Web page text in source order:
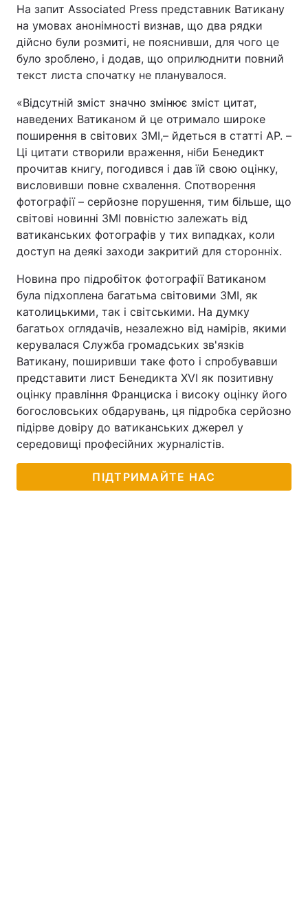
На запит Associated Press представник Ватикану
на умовах анонімності визнав, що два рядки
дійсно були розмиті, не пояснивши, для чого це
було зроблено, і додав, що оприлюднити повний
текст листа спочатку не планувалося.
«Відсутній зміст значно змінює зміст цитат,
наведених Ватиканом й це отримало широке
поширення в світових ЗМІ,– йдеться в статті AP. –
Ці цитати створили враження, ніби Бенедикт
прочитав книгу, погодився і дав їй свою оцінку,
висловивши повне схвалення. Спотворення
фотографії – серйозне порушення, тим більше, що
світові новинні ЗМІ повністю залежать від
ватиканських фотографів у тих випадках, коли
доступ на деякі заходи закритий для сторонніх.
Новина про підробіток фотографії Ватиканом
була підхоплена багатьма світовими ЗМІ, як
католицькими, так і світськими. На думку
багатьох оглядачів, незалежно від намірів, якими
керувалася Служба громадських зв'язків
Ватикану, поширивши таке фото і спробувавши
представити лист Бенедикта XVI як позитивну
оцінку правління Франциска і високу оцінку його
богословських обдарувань, ця підробка серйозно
підірве довіру до ватиканських джерел у
середовищі професійних журналістів.
ПІДТРИМАЙТЕ НАС